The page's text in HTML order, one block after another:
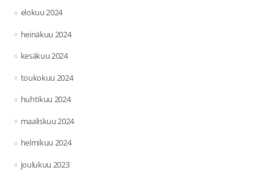
elokuu 2024
heinäkuu 2024
kesäkuu 2024
toukokuu 2024
huhtikuu 2024
maaliskuu 2024
helmikuu 2024
joulukuu 2023